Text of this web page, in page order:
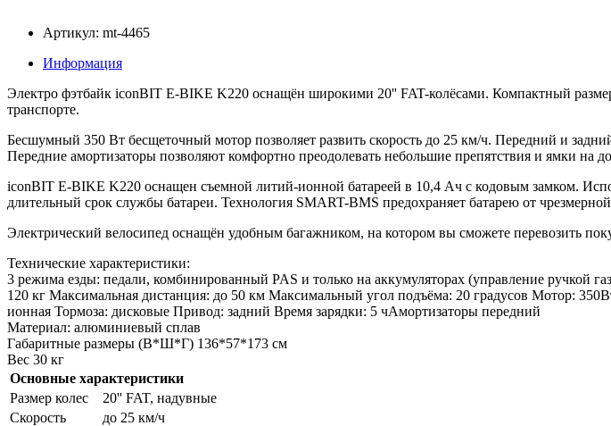
Артикул: mt-4465
Информация
Электро фэтбайк iconBIT E-BIKE K220 оснащён широкими 20'' FAT-колёсами. Компактный
транспорте.
Бесшумный 350 Вт бесщеточный мотор позволяет развить скорость до 25 км/ч. Передний и
Передние амортизаторы позволяют комфортно преодолевать небольшие препятствия и ямки на
iconBIT E-BIKE K220 оснащен съемной литий-ионной батареей в 10,4 Ач с кодовым замком.
длительный срок службы батареи. Технология SMART-BMS предохраняет батарею от
Электрический велосипед оснащён удобным багажником, на котором вы сможете перевозить
Технические характеристики:
3 режима езды: педали, комбинированный PAS и только на аккумуляторах (управление ручкой
120 кг Максимальная дистанция: до 50 км Максимальный угол подъёма: 20 градусов Мотор:
ионная Тормоза: дисковые Привод: задний Время зарядки: 5 чАмортизаторы передний
Материал: алюминиевый сплав
Габаритные размеры (В*Ш*Г) 136*57*173 см
Вес 30 кг
Основные характеристики
Размер колес
20'' FAT, надувные
Скорость
до 25 км/ч